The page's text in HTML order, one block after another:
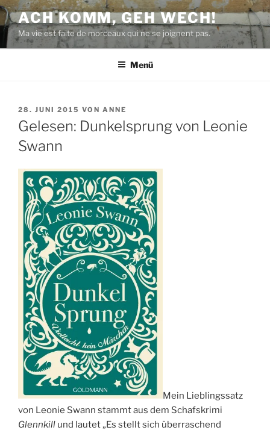
Zum
Inhalt
springen
ACH KOMM, GEH WECH!
Ma vie est faite de morceaux qui ne se joignent pas.
Menü
VERÖFFENTLICHT
AM
28. JUNI 2015 VON ANNE
Gelesen: Dunkelsprung von Leonie
Swann
Mein Lieblingssatz
von Leonie Swann stammt aus dem Schafskrimi
Glennkill und lautet „Es stellt sich überraschend